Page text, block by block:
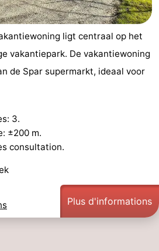
ligt centraal op het
vakantiepark. De vakantiewoning
de Spar supermarkt, ideaal voor
3.
±200 m.
consultation.
Plus d'informations